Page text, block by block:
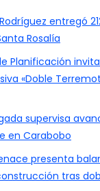
entregó
Rosalía
Planificación
«Doble
supervisa
en Carabobo
presenta
tras